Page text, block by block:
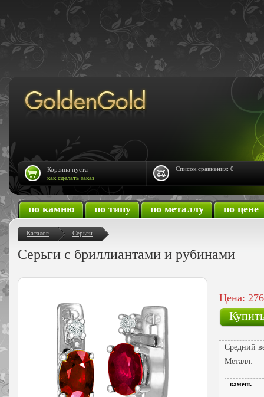
по камню по типу по металлу по цене
Каталог Серьги
Серьги с бриллиантами и рубинами
Цена:
Средний
Металл:
камень
Корзина пуста
как сделать заказ
Список сравнения: 0